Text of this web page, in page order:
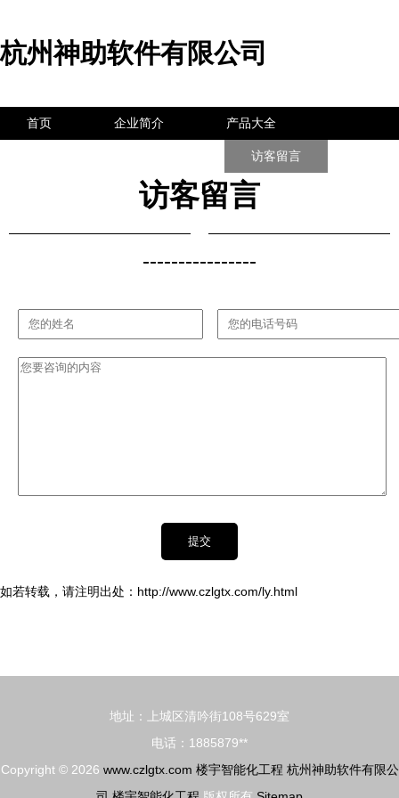
杭州神助软件有限公司
首页 企业简介 产品大全
访客留言
访客留言
----------------
如若转载，请注明出处：http://www.czlgtx.com/ly.html
地址：上城区清吟街108号629室
电话：1885879**
Copyright © 2026 www.czlgtx.com 楼宇智能化工程 杭州神助软件有限公